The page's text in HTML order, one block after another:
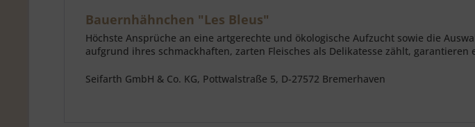
Bauernhähnchen "Les Bleus"
Höchste Ansprüche an eine artgerechte und ökologische Aufzucht sowie die
aufgrund ihres schmackhaften, zarten Fleisches als Delikatesse zählt, garantieren
Seifarth GmbH & Co. KG, Pottwalstraße 5, D-27572 Bremerhaven